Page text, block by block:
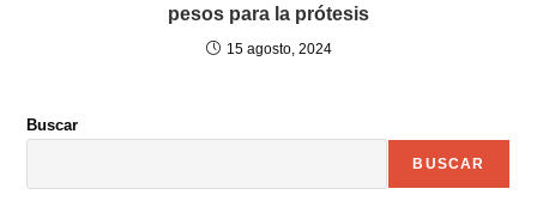
pesos para la prótesis
15 agosto, 2024
Buscar
BUSCAR